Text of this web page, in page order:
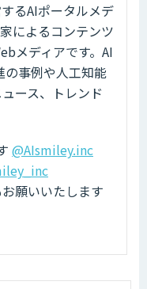
るAIポータルメデ
によるコンテンツ
メディアです。AI
の事例や人工知能
ース、トレンド
@AIsmiley.inc
願いいたします